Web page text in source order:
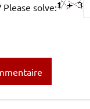
Please solve: